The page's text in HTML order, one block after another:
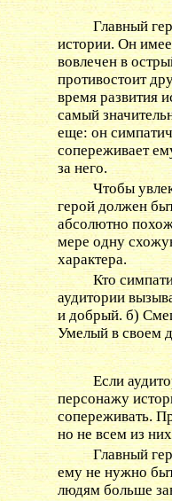
Главный
истории. Он
вовлечен в
противостоит
время развития
самый
еще: он
сопереживает
за него.
Чтобы
герой должен
абсолютно
мере одну
характера.
Кто
аудитории
и добрый. б)
Умелый в своем
Если
персонажу
сопереживать.
но не всем из
Главный
ему не нужно
людям больше